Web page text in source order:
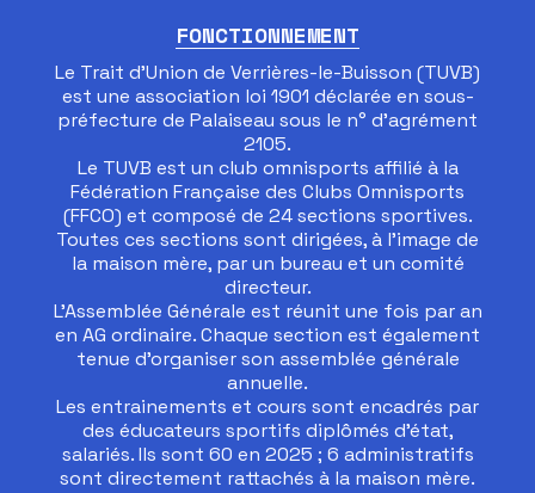
FONCTIONNEMENT
Le Trait d'Union de Verrières-le-Buisson (TUVB)
est une association loi 1901 déclarée en sous-
préfecture de Palaiseau sous le n° d'agrément
2105.
Le TUVB est un club omnisports affilié à la
Fédération Française des Clubs Omnisports
(FFCO) et composé de 24 sections sportives.
Toutes ces sections sont dirigées, à l'image de
la maison mère, par un bureau et un comité
directeur.
L'Assemblée Générale est réunit une fois par an
en AG ordinaire. Chaque section est également
tenue d'organiser son assemblée générale
annuelle.
Les entrainements et cours sont encadrés par
des éducateurs sportifs diplômés d'état,
salariés. Ils sont 60 en 2025 ; 6 administratifs
sont directement rattachés à la maison mère.